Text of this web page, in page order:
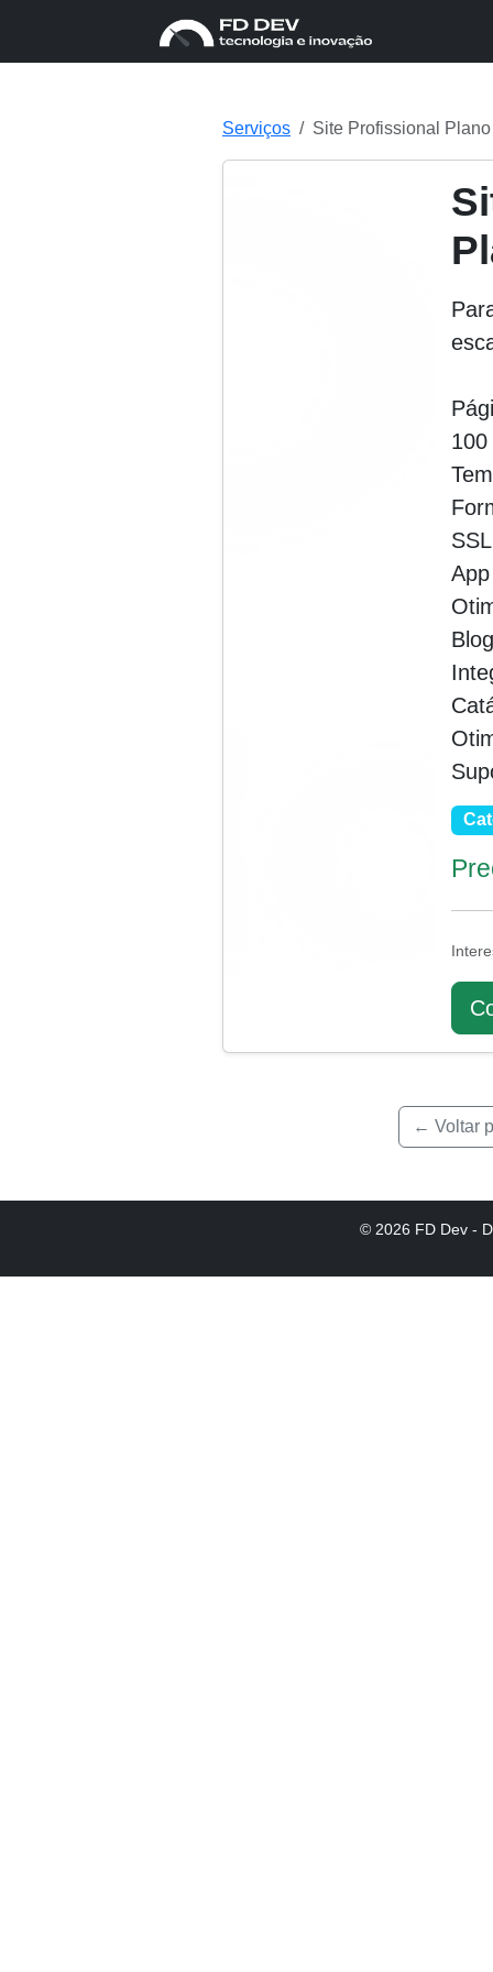
Serviços Site Profissional
← Voltar
© 2026 FD Dev -